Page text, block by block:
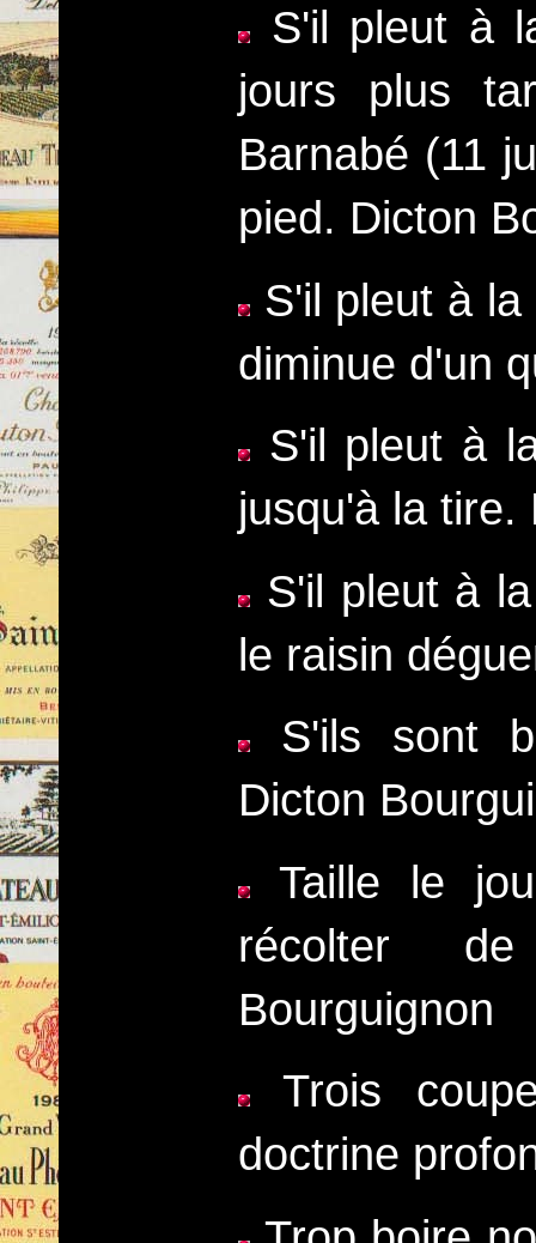
S'il pleut à
jours plus
Barnabé (11
pied. Dicton
S'il pleut à
diminue d'un
S'il pleut à
jusqu'à la tire.
S'il pleut à
le raisin
S'ils sont
Dicton
Taille le
récolter
Bourguignon
Trois
doctrine